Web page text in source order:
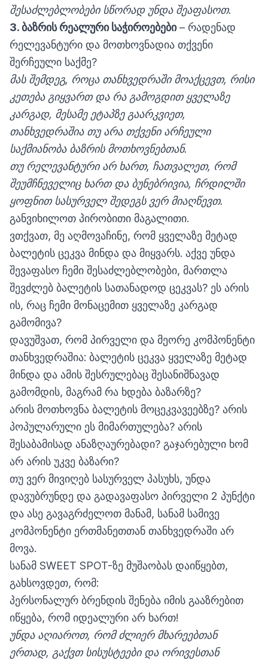
შესაძლებლობები სწორად უნდა შეაფასოთ.
3. ბაზრისრეალური საჭიროებები– რადენად
რელევანტური და მოთხოვნადია თქვენი
შერჩეული საქმე?
მას შემდეგ, როცა თანხვედრაში მოაქცევთ, რისი
კეთება გიყვართ და რა გამოგდით ყველაზე
კარგად, მესამე ეტაპზე გაარკვიეთ,
თანხვედრაშია თუ არა თქვენი არჩეული
საქმიანობა ბაზრის მოთხოვნებთან.
თურელევანტური არ ხართ, ჩათვალეთ, რომ
შეუმჩნეველიც ხართ და ბუნებრივია, ჩრდილში
ყოფნით სასურველ შედეგს ვერ მიაღწევთ.
განვიხილოთ პირობითი მაგალითი.
ვთქვათ, მე აღმოვაჩინე, რომ ყველაზე მეტად
ბალეტის ცეკვა მინდა და მიყვარს. აქვე უნდა
შევაფასო ჩემი შესაძლებლობები, მართლა
შევძლებ ბალეტის სათანადოდ ცეკვას? ეს არის
ის, რაც ჩემი მონაცემით ყველაზე კარგად
გამომივა?
დავუშვათ, რომ პირველი და მეორე კომპონენტი
თანხვედრაშია: ბალეტის ცეკვა ყველაზე მეტად
მინდა და ამის შესრულებაც შესანიშნავად
გამომდის, მაგრამ რა ხდება ბაზარზე?
არის მოთხოვნა ბალეტის მოცეკვავეებზე? არის
პოპულარული ეს მიმართულება? არის
შესაბამისად ანაზღაურებადი? გაჯარებული ხომ
არ არის უკვე ბაზარი?
თუ ვერ მივიღებ სასურველ პასუხს, უნდა
დავუბრუნდე და გადავაფასო პირველი 2 პუნქტი
და ასე გავაგრძელოთ მანამ, სანამ სამივე
კომპონენტი ერთმანეთთან თანხვედრაში არ
მოვა.
სანამ SWEET SPOT-ზე მუშაობას დაიწყებთ,
გახსოვდეთ, რომ:
პერსონალურ ბრენდის შენება იმის გააზრებით
იწყება, რომ იდეალური არ ხართ!
უნდააღიაროთ, რომ ძლიერ მხარეებთან
ერთად, გაქვთ სისუსტეები და ორივესთან